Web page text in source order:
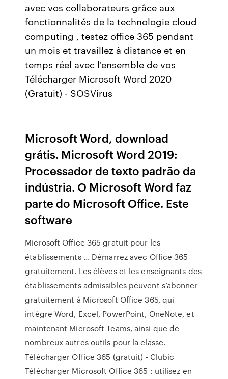
avec vos collaborateurs grâce aux
fonctionnalités de la technologie cloud
computing , testez office 365 pendant
un mois et travaillez à distance et en
temps réel avec l'ensemble de vos
Télécharger Microsoft Word 2020
(Gratuit) - SOSVirus
Microsoft Word, download
grátis. Microsoft Word 2019:
Processador de texto padrão da
indústria. O Microsoft Word faz
parte do Microsoft Office. Este
software
Microsoft Office 365 gratuit pour les
établissements ... Démarrez avec Office 365
gratuitement. Les élèves et les enseignants des
établissements admissibles peuvent s’abonner
gratuitement à Microsoft Office 365, qui
intègre Word, Excel, PowerPoint, OneNote, et
maintenant Microsoft Teams, ainsi que de
nombreux autres outils pour la classe.
Télécharger Office 365 (gratuit) - Clubic
Télécharger Microsoft Office 365 : utilisez en